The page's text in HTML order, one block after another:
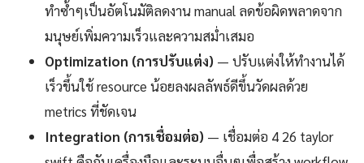
ทำซ้ำๆเป็นอัตโนมัติลดงาน manual ลดข้อผิดพลาดจาก
มนุษย์เพิ่มความเร็วและความสม่ำเสมอ
Optimization (การปรับแต่ง) — ปรับแต่งให้ทำงานได้
เร็วขึ้นใช้ resource น้อยลงผลลัพธ์ดีขึ้นวัดผลด้วย
metrics ที่ชัดเจน
Integration (การเชื่อมต่อ) — เชื่อมต่อ 4 26 taylor